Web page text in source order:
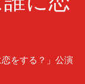
をする？」公演